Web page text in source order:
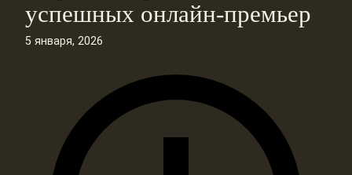
успешных онлайн-премьер
5 января, 2026